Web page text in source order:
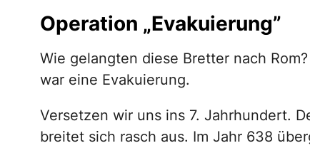
Operation „Evakuierung”
Wie gelangten diese Bretter nach
war eine Evakuierung.
Versetzen wir uns ins 7. Jahrhundert.
breitet sich rasch aus. Im Jahr 638